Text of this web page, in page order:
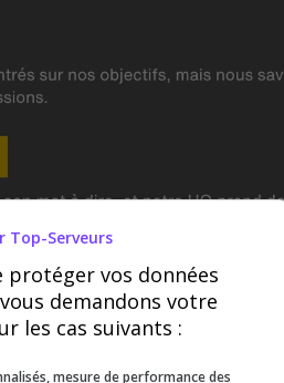
Top-Serveurs
protéger vos données
demandons votre
les cas suivants :
mesure de performance des